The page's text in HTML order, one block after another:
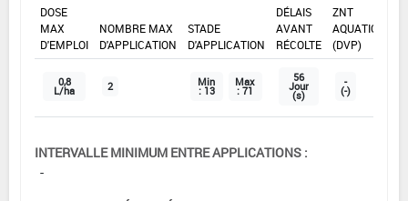
DOSE
MAX
D'EMPLOI
NOMBRE MAX
D'APPLICATION
STADE
D'APPLICATION
DÉLAIS
AVANT
RÉCOLTE
ZNT
AQUATIQUE
(DVP)
0,8
L/ha 2 Min
: 13
Max
: 71
56
Jour
(s)
-
(-)
INTERVALLE MINIMUM ENTRE APPLICATIONS :
-